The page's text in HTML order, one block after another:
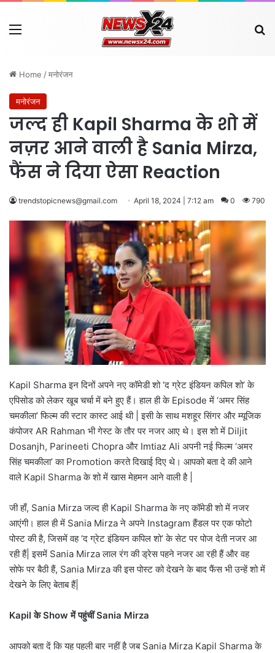
Menu
Home /मनोरंजन
मनोरंजन
जल्द ही Kapil Sharma के शो में
नज़र आने वाली है Sania Mirza,
फैंस ने दिया ऐसा Reaction
trendstopicnews@gmail.com April 18, 2024 | 7:12 am 0 790
Kapil Sharma इन दिनों अपने नए कॉमेडी शो ‘द ग्रेट इंडियन कपिल शो’ के
एपिसोड को लेकर खूब चर्चा में बने हुए हैं। हाल ही के Episode में ‘अमर सिंह
चमकीला’ फिल्म की स्टार कास्ट आई थी | इसी के साथ मशहूर सिंगर और म्यूजिक
कंपोजर AR Rahman भी गेस्ट के तौर पर नजर आए थे। इस शो में Diljit
Dosanjh, Parineeti Chopra और Imtiaz Ali अपनी नई फिल्म ‘अमर
सिंह चमकीला’ का Promotion करते दिखाई दिए थे। आपको बता दे की आने
वाले Kapil Sharma के शो में खास मेहमन आने वाली है |
जी हाँ, Sania Mirza जल्द ही Kapil Sharma के नए कॉमेडी शो में नजर
आएंगी। हाल ही में Sania Mirza ने अपने Instagram हैंडल पर एक फोटो
पोस्ट की है, जिसमें वह ‘द ग्रेट इंडियन कपिल शो’ के सेट पर पोज देती नजर आ
रही हैं| इसमें Sania Mirza लाल रंग की ड्रेस पहने नजर आ रही हैं और वह
सोफे पर बैठी हैं, Sania Mirza की इस पोस्ट को देखने के बाद फैंस भी उन्हें शो में
देखने के लिए बेताब हैं|
Kapil के Show में पहुंचीं Sania Mirza
आपको बता दें कि यह पहली बार नहीं है जब Sania Mirza Kapil Sharma के